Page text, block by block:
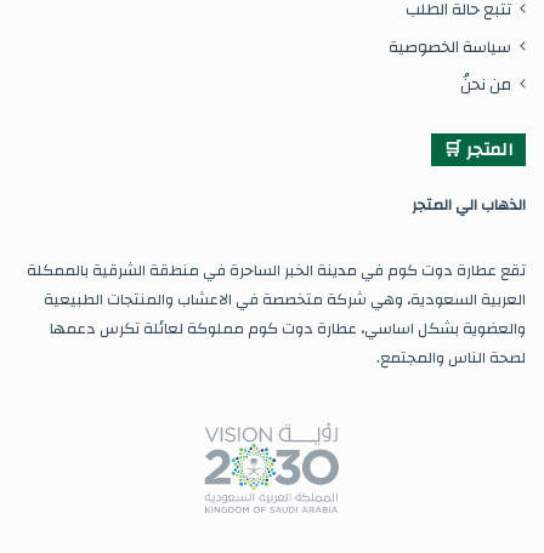
تتبع حالة الطلب
سياسة الخصوصية
من نحنُ
المتجر 🛒
الذهاب الي المتجر
تقع عطارة دوت كوم في مدينة الخبر الساحرة في منطقة الشرقية بالممكلة
العربية السعودية، وهي شركة متخصصة في الاعشاب والمنتجات الطبيعية
والعضوية بشكل اساسي، عطارة دوت كوم مملوكة لعائلة تكرس دعمها
لصحة الناس والمجتمع.